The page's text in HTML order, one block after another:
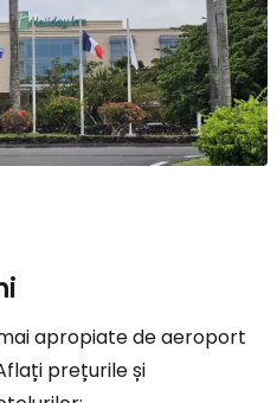
apropiate de aeroport
prețurile și